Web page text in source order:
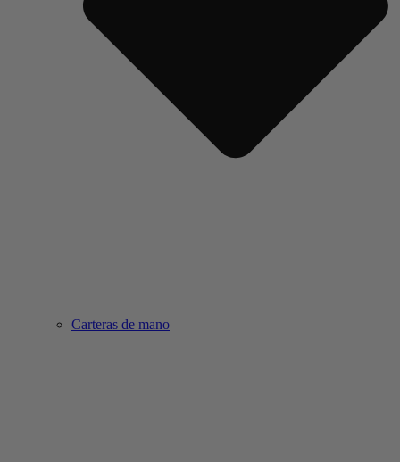
Carteras de mano